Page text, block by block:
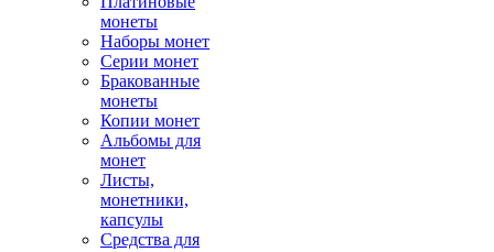
монеты
Наборы монет
Серии монет
Бракованные
монеты
Копии монет
Альбомы для
монет
Листы,
монетники,
капсулы
Средства для